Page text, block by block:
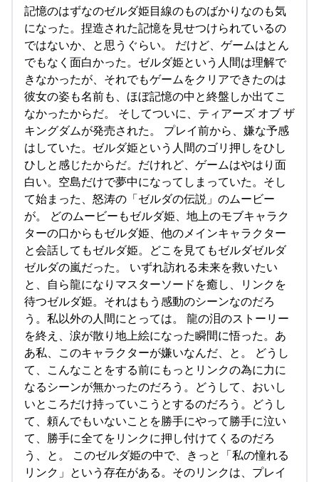
記憶のはずなのゼルダ姫目線のものばかりなのも気
になった。捏造された記憶を見せつけられているの
ではないか、と思うぐらい。 だけど、ゲームはとん
でもなく面白かった。ゼルダ姫という人間は理解で
きなかったが、それでもゲームをクリアできたのは
彼女の姿も名前も、ほぼ記憶の中と終盤しか出てこ
なかったからだ。 そしてついに、ティアーズ オブ ザ
キングダムが発売された。 プレイ前から、嫌な予感
はしていた。ゼルダ姫という人間のゴリ押しをひし
ひしと感じたからだ。だけれど、ゲームはやはり面
白い。空島だけで夢中になってしまっていた。そし
て始まった、怒涛の「ゼルダの伝説」のムービー
が。 どのムービーもゼルダ姫、地上のモブキャラク
ターの口からもゼルダ姫、他のメインキャラクター
と会話してもゼルダ姫。どこを見てもゼルダゼルダ
ゼルダの嵐だった。 いずれ訪れる未来を救いたい
と、自ら龍になりマスターソードを癒し、リンクを
待つゼルダ姫。それはもう感動のシーンなのだろ
う。私以外の人間にとっては。 龍の泪のストーリー
を終え、涙が散り地上絵になった瞬間に悟った。あ
あ私、このキャラクターが嫌いなんだ、と。 どうし
て、こんなことをする前にもっとリンクの為に力に
なるシーンが無かったのだろう。どうして、おいし
いところだけ持っていこうとするのだろう。どうし
て、頼んでもいないことを勝手にやって勝手に泣い
て、勝手に全てをリンクに押し付けてくるのだろ
う、と。 このゼルダ姫の中で、きっと「私の憧れる
リンク」という存在がある。そのリンクは、プレイ